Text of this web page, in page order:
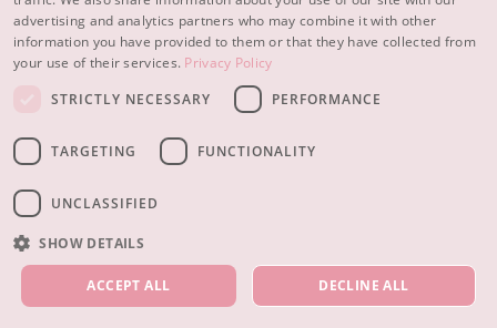
UNSERE PRODUKTE
ÜBER DIADERMINE
Mehr über uns
Inspiration
advertising and analytics partners who may combine it with other
information you have provided to them or that they have collected from
your use of their services. Privacy Policy
STRICTLY NECESSARY
PERFORMANCE
TARGETING FUNCTIONALITY
UNCLASSIFIED
SHOW DETAILS
ACCEPT ALL DECLINE ALL